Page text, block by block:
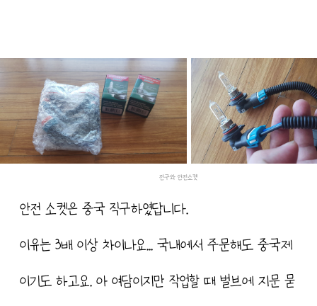
전구와 안전소켓
안전 소켓은 중국 직구하였답니다.
이유는 3배 이상 차이나요... 국내에서 주문해도 중국제
이기도 하고요. 아 여담이지만 작업할 때 벌브에 지문 묻